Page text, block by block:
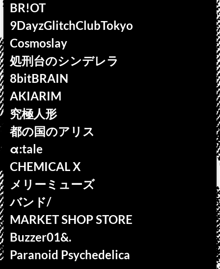
BR!OT
9DayzGlitchClubTokyo
Cosmoslay
処刑台のシンデレラ
8bitBRAIN
AKIARIM
究極人形
都の国のアリス
α:tale
CHEMICAL X
メリーミューズ
バンド/
MARKET SHOP STORE
Buzzer01&.
Paranoid Psychedelica